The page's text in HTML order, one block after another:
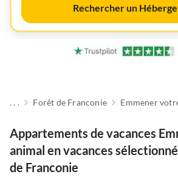
Rechercher un
. . . Forêt de Franconie
Appartements de vacances
animal en vacances
de Franconie